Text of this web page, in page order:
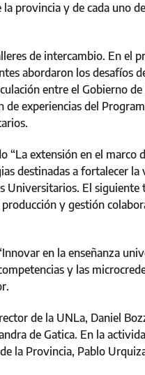
provincia y de cada uno
de intercambio. En el
abordaron los desafíos
entre el Gobierno
experiencias del
extensión en el marco
destinadas a fortalecer
Universitarios. El
y gestión
en la enseñanza
y las
de la UNLa, Daniel
de Gatica. En la
la Provincia, Pablo